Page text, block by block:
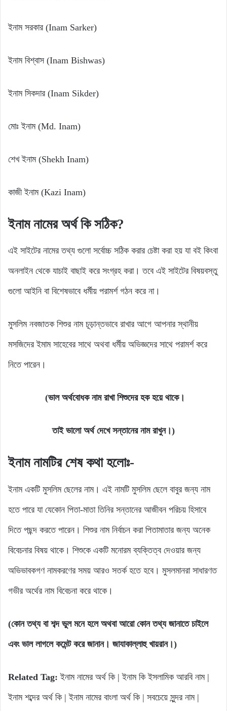
ইনাম সরকার (Inam Sarker)
ইনাম বিশ্বাস (Inam Bishwas)
ইনাম সিকদার (Inam Sikder)
মোঃ ইনাম (Md. Inam)
শেখ ইনাম (Shekh Inam)
কাজী ইনাম (Kazi Inam)
ইনামনামের অর্থ কিসঠিক?
এই সাইটের নামের তথ্য গুলো সর্বোচ্চ সঠিক করার চেষ্টা করা হয় যা বই কিংবা
অনলাইন থেকে যাচাই বাছাই করে সংগ্রহ করা। তবে এই সাইটের বিষয়বস্তু
গুলো আইনি বা বিশেষভাবে ধর্মীয় পরামর্শ গঠন করে না।
মুসলিম নবজাতক শিশুর নাম চূড়ান্তভাবে রাখার আগে আপনার স্থানীয়
মসজিদের ইমাম সাহেবের সাথে অথবা ধর্মীয় অভিজ্ঞদের সাথে পরামর্শ করে
নিতে পারেন।
(ভাল অর্থবোধক নাম রাখা শিশুদের হক হয়ে থাকে।
তাই ভালো অর্থ দেখে সন্তানের নাম রাখুন।)
ইনাম নামটির শেষ কথা হলোঃ-
ইনাম একটি মুসলিম ছেলের নাম। এই নামটি মুসলিম ছেলে বাবুর জন্য নাম
হতে পারে যা যেকোন পিতা-মাতা তিনির সন্তানের আজীবন পরিচয় হিসাবে
দিতে পছন্দ করতে পারেন। শিশুর নাম নির্বাচন করা পিতামাতার জন্য অনেক
বিবেচনার বিষয় থাকে। শিশুকে একটি মনোরম ব্যক্তিত্ব দেওয়ার জন্য
অভিভাবকগণ নামকরণের সময় আরও সতর্ক হতে হবে। মুসলমানরা সাধারণত
গভীর অর্থের নাম বিবেচনা করে থাকে।
(কোন তথ্য বা শব্দ ভুল মনে হলে অথবা আরো কোন তথ্য জানাতে চাইলে
এবং ভাল লাগলে কমেন্ট করে জানান। জাযাকাল্লাহু খায়রান।)
Related Tag: ইনাম নামের অর্থ কি | ইনাম কি ইসলামিক আরবি নাম |
ইনাম শব্দের অর্থ কি | ইনাম নামের বাংলা অর্থ কি | সবচেয়ে সুন্দর নাম |